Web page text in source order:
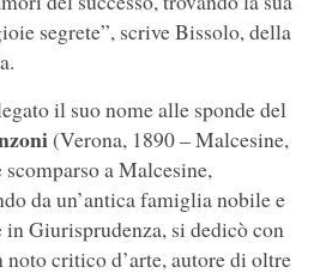
segrete”, scrive Bissolo, della
il suo nome alle sponde del
(Verona, 1890 – Malcesine,
a Malcesine,
da un’antica famiglia nobile e
in Giurisprudenza, si dedicò con
noto critico d’arte, autore di oltre